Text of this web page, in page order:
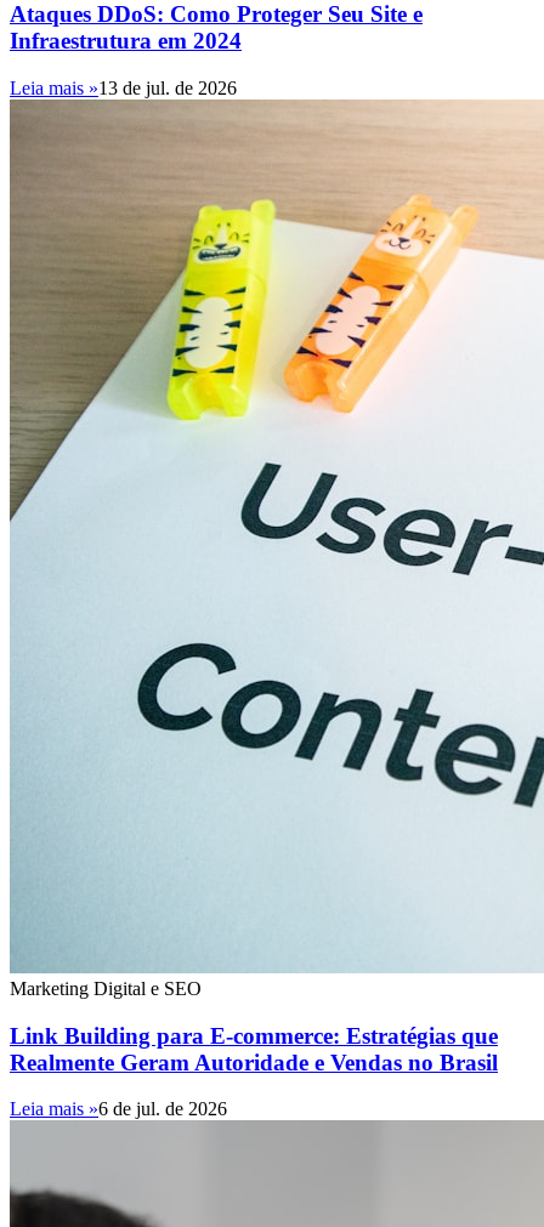
Ataques DDoS: Como Proteger Seu Site e
Infraestrutura em 2024
Leia mais »13 de jul. de 2026
Marketing Digital e SEO
Link Building para E-commerce: Estratégias que
Realmente Geram Autoridade e Vendas no Brasil
Leia mais »6 de jul. de 2026